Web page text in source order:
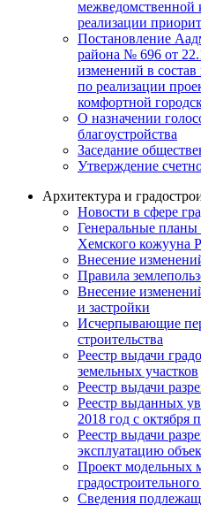
межведомственной
реализации
Постановление
района № 696 от
изменений в
по реализации
комфортной
О назначении
благоустройства
Заседание
Утверждение
Архитектура и
Новости в сфере
Генеральные планы
Хемского кожууна
Внесение
Правила
Внесение
и застройки
Исчерпывающие
строительства
Реестр выдачи
земельных участков
Реестр выдачи
Реестр выданных
2018 год с октября
Реестр выдачи
эксплуатацию
Проект модельных
Сведения